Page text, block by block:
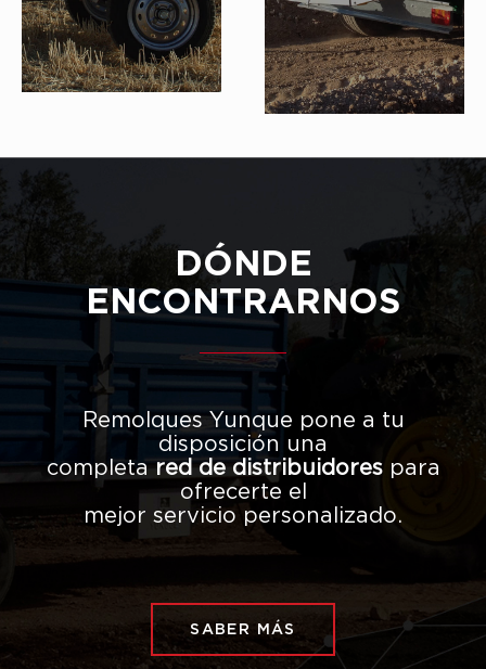
DÓNDE
ENCONTRARNOS
Remolques Yunque pone a tu
disposición una
completared de distribuidorespara
ofrecerte el
mejor servicio personalizado.
SABER MÁS